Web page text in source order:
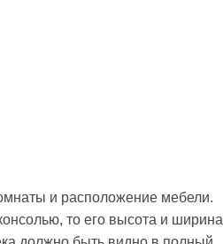
и расположение мебели.
то его высота и ширина